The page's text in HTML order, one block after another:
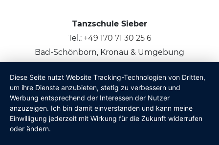
Tanzschule Sieber
Tel.: +49 170 71 30 25 6
Bad-Schönborn, Kronau & Umgebung
© 2026 Claus Sieber
Diese Seite nutzt Website Tracking-Technologien von Dritten,
um ihre Dienste anzubieten, stetig zu verbessern und
Werbung entsprechend der Interessen der Nutzer
anzuzeigen. Ich bin damit einverstanden und kann meine
Einwilligung jederzeit mit Wirkung für die Zukunft widerrufen
oder ändern.